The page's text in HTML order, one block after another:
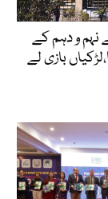
نہم و دہم کے
بازی لے